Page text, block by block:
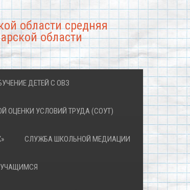
области средняя
области
ДЕТЕЙ С ОВЗ
ОЦЕНКИ УСЛОВИЙ ТРУДА (СОУТ)
СЛУЖБА ШКОЛЬНОЙ МЕДИАЦИИ
УЧАЩИМСЯ